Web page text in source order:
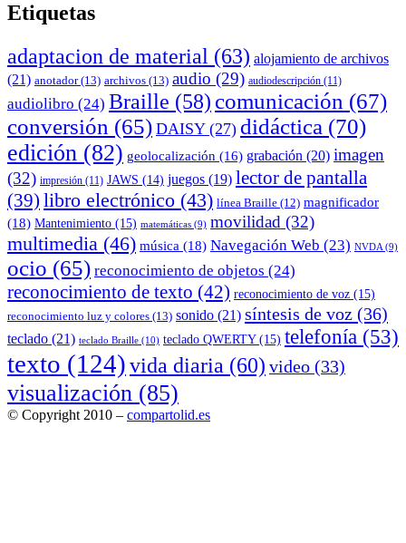
Etiquetas
adaptacion de material (63) alojamiento de archivos
(21) anotador(13) archivos (13) audio (29) audiodescripción (11)
audiolibro (24) Braille (58) comunicación (67)
conversión (65) DAISY(27) didáctica (70)
edición (82) geolocalización (16) grabación (20) imagen
(32) impresión (11) JAWS (14) juegos (19) lector de pantalla
(39) libro electrónico (43) línea Braille (12) magnificador
(18) Mantenimiento (15) matemáticas (9) movilidad (32)
multimedia (46) música (18) Navegación Web (23) NVDA (9)
ocio (65) reconocimiento de objetos (24)
reconocimiento de texto (42) reconocimiento de voz (15)
reconocimiento luz y colores (13) sonido (21) síntesis de voz (36)
teclado (21) teclado Braille (10) teclado QWERTY(15) telefonía (53)
texto (124)vida diaria (60) video (33)
visualización (85)
© Copyright 2010 – compartolid.es